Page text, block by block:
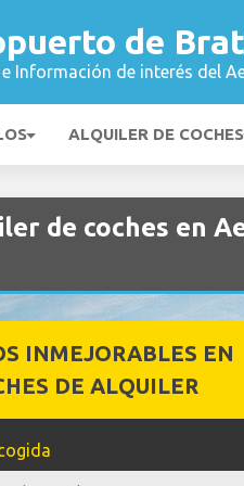
de
e Información de interés del
ALQUILER DE COCHES
de coches en
INMEJORABLES EN
DE ALQUILER